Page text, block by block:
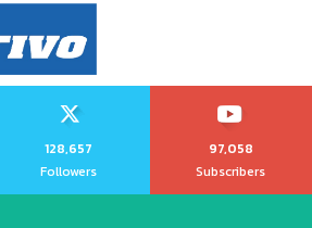
128,657
Followers
97,058
Subscribers